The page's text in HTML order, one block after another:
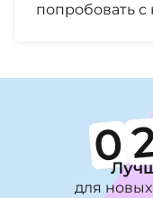
попробовать с
0
для